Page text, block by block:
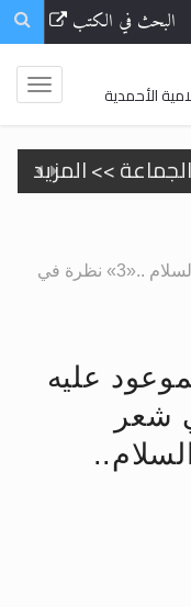
البحث في الكتب
الأحمدية
>> المزيد
على حقيقة
>> المزيد
أهمية عيد
>> المزيد
رأيٌ في لغة المسيح الموعود عليه السلام ..«3» نظرة في
عليه
في شعر